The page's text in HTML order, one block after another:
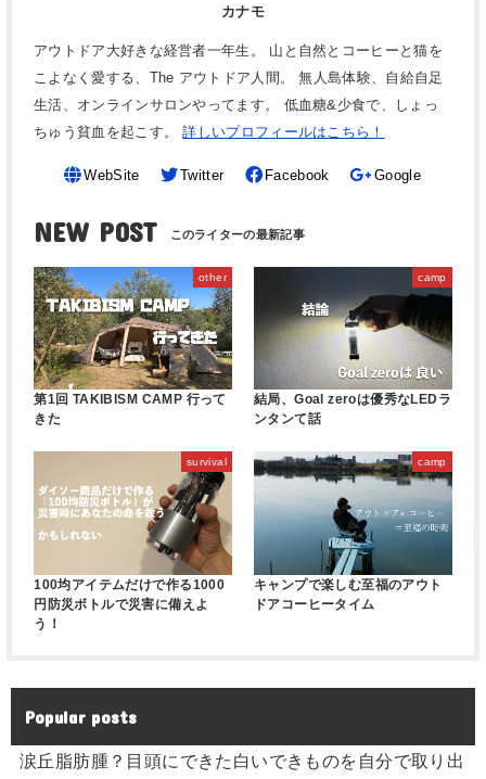
カナモ
アウトドア大好きな経営者一年生。 山と自然とコーヒーと猫を
こよなく愛する、The アウトドア人間。 無人島体験、自給自足
生活、オンラインサロンやってます。 低血糖&少食で、しょっ
ちゅう貧血を起こす。詳しいプロフィールはこちら！
WebSite Twitter Facebook Google
NEW POST
other
第1回 TAKIBISM CAMP 行って
きた
camp
結局、Goal zeroは優秀なLEDラ
ンタンて話
survival
100均アイテムだけで作る1000
円防災ボトルで災害に備えよ
う！
camp
キャンプで楽しむ至福のアウト
ドアコーヒータイム
Popular posts
涙丘脂肪腫？目頭にできた白いできものを自分で取り出